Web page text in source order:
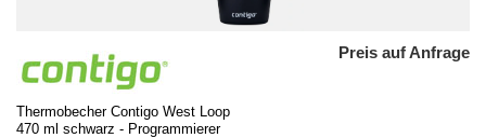
Thermobecher Contigo West Loop
470 ml schwarz - Programmierer
Preis auf Anfrage